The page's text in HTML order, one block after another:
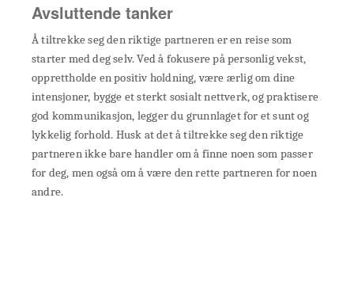
Avsluttende tanker
Å tiltrekke seg den riktige partneren er en reise som
starter med deg selv. Ved å fokusere på personlig vekst,
opprettholde en positiv holdning, være ærlig om dine
intensjoner, bygge et sterkt sosialt nettverk, og praktisere
god kommunikasjon, legger du grunnlaget for et sunt og
lykkelig forhold. Husk at det å tiltrekke seg den riktige
partneren ikke bare handler om å finne noen som passer
for deg, men også om å være den rette partneren for noen
andre.